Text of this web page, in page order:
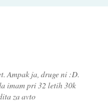
Ampak ja, druge ni :D.
imam pri 32 letih 30k
za avto